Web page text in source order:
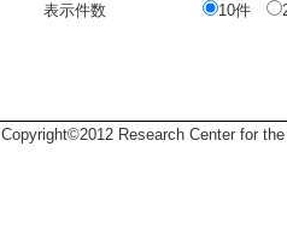
表示件数
10件
Copyright©2012 Research Center for